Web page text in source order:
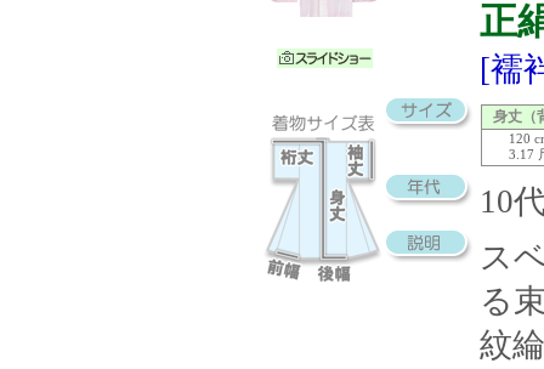
正
[襦
身丈（
120
3.17
10
ス
る
紋